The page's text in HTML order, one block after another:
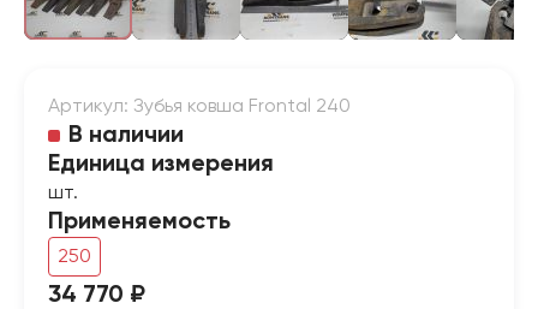
Артикул: Зубья ковша Frontal 240
В наличии
Единица измерения
шт.
Применяемость
250
34 770 ₽